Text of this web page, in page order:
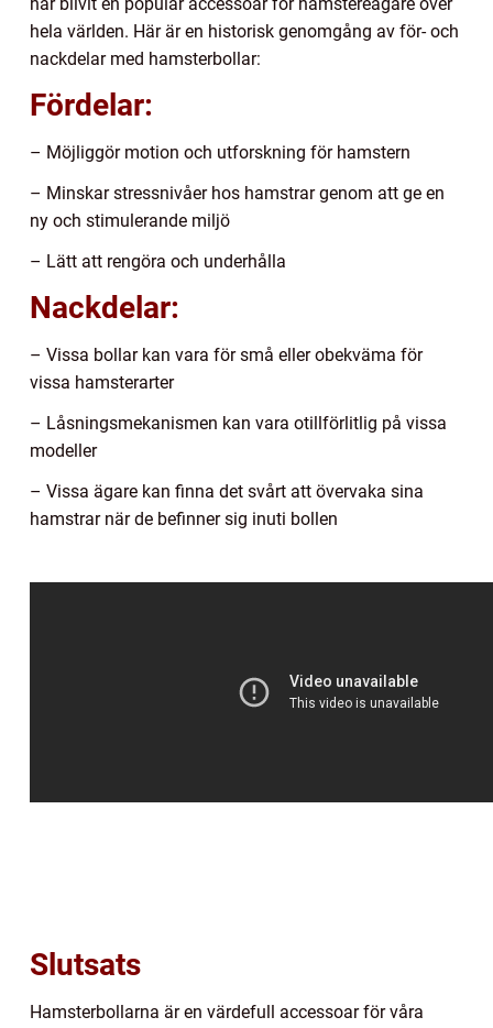
hela världen. Här är en historisk genomgång av för- och
nackdelar med hamsterbollar:
Fördelar:
– Möjliggör motion och utforskning för hamstern
– Minskar stressnivåer hos hamstrar genom att ge en
ny och stimulerande miljö
– Lätt att rengöra och underhålla
Nackdelar:
– Vissa bollar kan vara för små eller obekväma för
vissa hamsterarter
– Låsningsmekanismen kan vara otillförlitlig på vissa
modeller
– Vissa ägare kan finna det svårt att övervaka sina
hamstrar när de befinner sig inuti bollen
Slutsats
Hamsterbollarna är en värdefull accessoar för våra